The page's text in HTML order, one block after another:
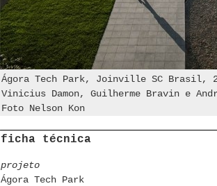
Ágora Tech Park, Joinville SC Brasil,
Vinicius Damon, Guilherme Bravin e
Foto Nelson Kon
ficha técnica
projeto
Ágora Tech Park